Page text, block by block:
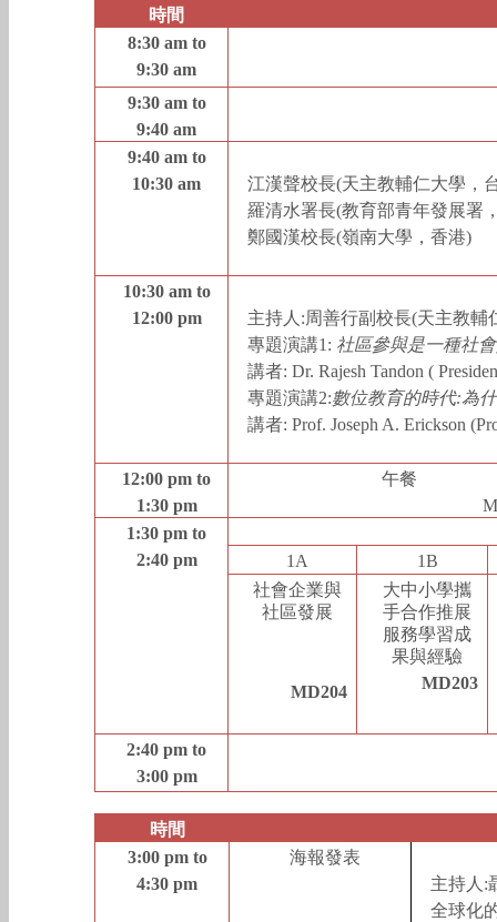
時間
8:30 am to
9:30 am
9:30 am to
9:40 am
9:40 am to
10:30 am
江漢聲校長(天主教輔仁大學，
羅清水署長(教育部青年發展署
鄭國漢校長(嶺南大學，香港)
10:30 am to
12:00 pm
主持人 :周善行副校長(天主教輔
專題演講1: 社區參與是一種社
講者: Dr. Rajesh Tandon (
專題演講2:數位教育的時代:為
講者: Prof. Joseph A. Erickson
12:00 pm to
1:30 pm
午餐
1:30 pm to
2:40 pm
1A
1B
社會企業與
社區發展
MD204
大中小學攜
手合作推展
服務學習成
果與經驗
MD203
2:40 pm to
3:00 pm
時間
3:00 pm to
4:30 pm
海報發表
主持人 :
全球化